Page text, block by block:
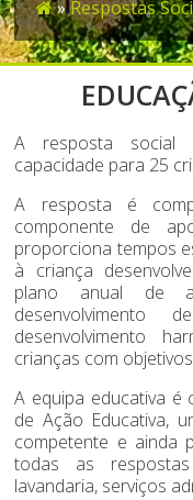
»Respostas
A resposta social
capacidade para 25
A resposta é
componente de
proporciona tempos
à criança
plano anual de
desenvolvimento
crianças com
A equipa educativa é
de Ação Educativa,
competente e ainda
todas as
lavandaria, serviços